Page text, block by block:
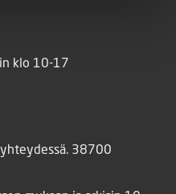
klo 10-17
38700